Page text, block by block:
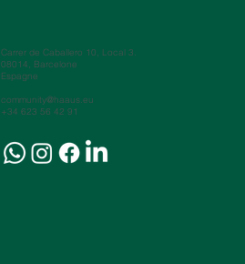
Carrer de Caballero 10, Local 3.
08014, Barcelone
Espagne
community@haaus.eu
+34 623 56 42 91